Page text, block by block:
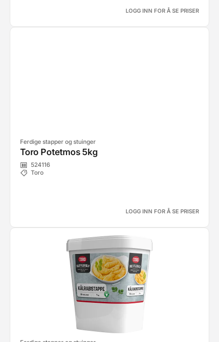
LOGG INN FOR Å SE PRISER
Ferdige stapper og stuinger
Toro Potetmos 5kg
524116
Toro
LOGG INN FOR Å SE PRISER